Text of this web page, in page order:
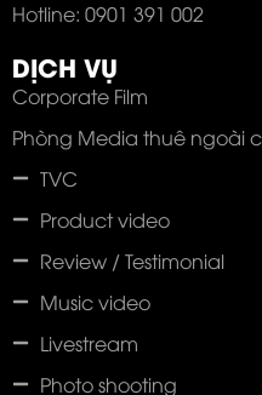
Hotline: 0901 391 002
DỊCH VỤ
Corporate Film
Phòng Media thuê ngoài
TVC
Product video
Review / Testimonial
Music video
Livestream
Photo shooting